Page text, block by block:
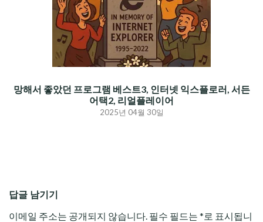
망해서 좋았던 프로그램 베스트3, 인터넷 익스플로러, 서든
어택2, 리얼플레이어
2025년 04월 30일
답글 남기기
이메일 주소는 공개되지 않습니다. 필수 필드는 * 로 표시됩니